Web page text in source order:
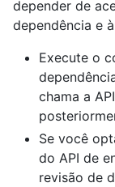
depender de
dependência e
Execute o
chama a
Se você
do API de
revisão de